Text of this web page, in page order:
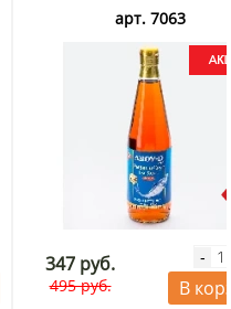
арт. 7063
347 руб.
495 руб.
-
В